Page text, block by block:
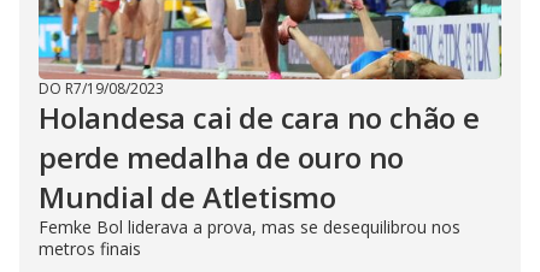
DO R7/19/08/2023
Holandesa cai de cara no chão e
perde medalha de ouro no
Mundial de Atletismo
Femke Bol liderava a prova, mas se desequilibrou nos
metros finais